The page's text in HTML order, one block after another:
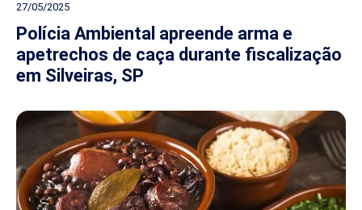
27/05/2025
Polícia Ambiental apreende arma e
apetrechos de caça durante fiscalização
em Silveiras, SP